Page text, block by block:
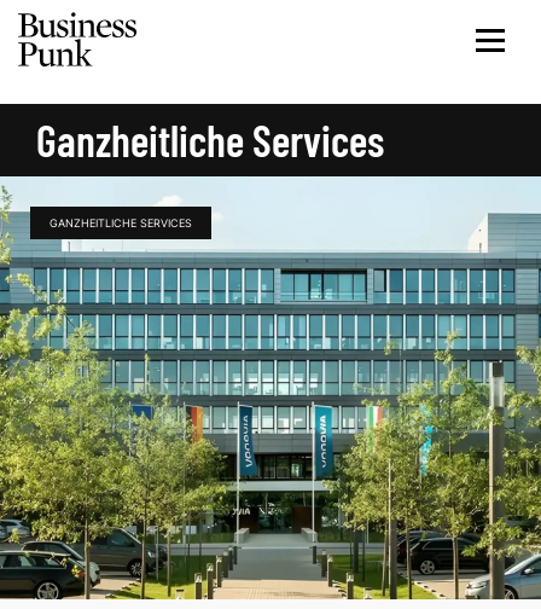
Ganzheitliche Services
GANZHEITLICHE SERVICES